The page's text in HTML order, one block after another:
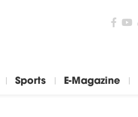
Sports E-Magazine